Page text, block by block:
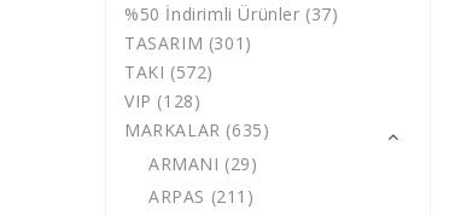
%50 İndirimli Ürünler (37)
TASARIM (301)
TAKI (572)
VIP (128)
MARKALAR (635)
ARMANI (29)
ARPAS (211)